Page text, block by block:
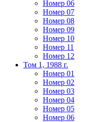
Номер 06
Номер 07
Номер 08
Номер 09
Номер 10
Номер 11
Номер 12
Том 1, 1988 г.
Номер 01
Номер 02
Номер 03
Номер 04
Номер 05
Номер 06